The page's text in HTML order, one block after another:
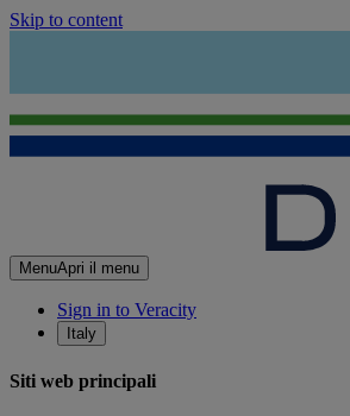
Skip to content
MenuApri il menu
Sign in to Veracity
Italy
Siti web principali